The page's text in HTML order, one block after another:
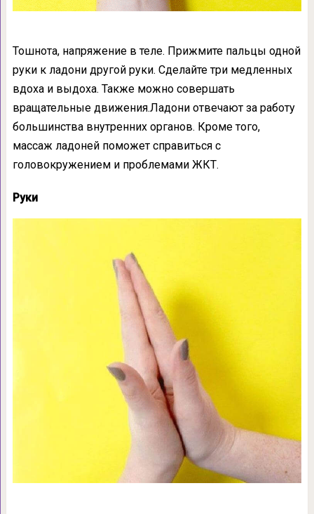
Тошнота, напряжение в теле. Прижмите пальцы одной
руки к ладони другой руки. Сделайте три медленных
вдоха и выдоха. Также можно совершать
вращательные движения.Ладони отвечают за работу
большинства внутренних органов. Кроме того,
массаж ладоней поможет справиться с
головокружением и проблемами ЖКТ.
Руки